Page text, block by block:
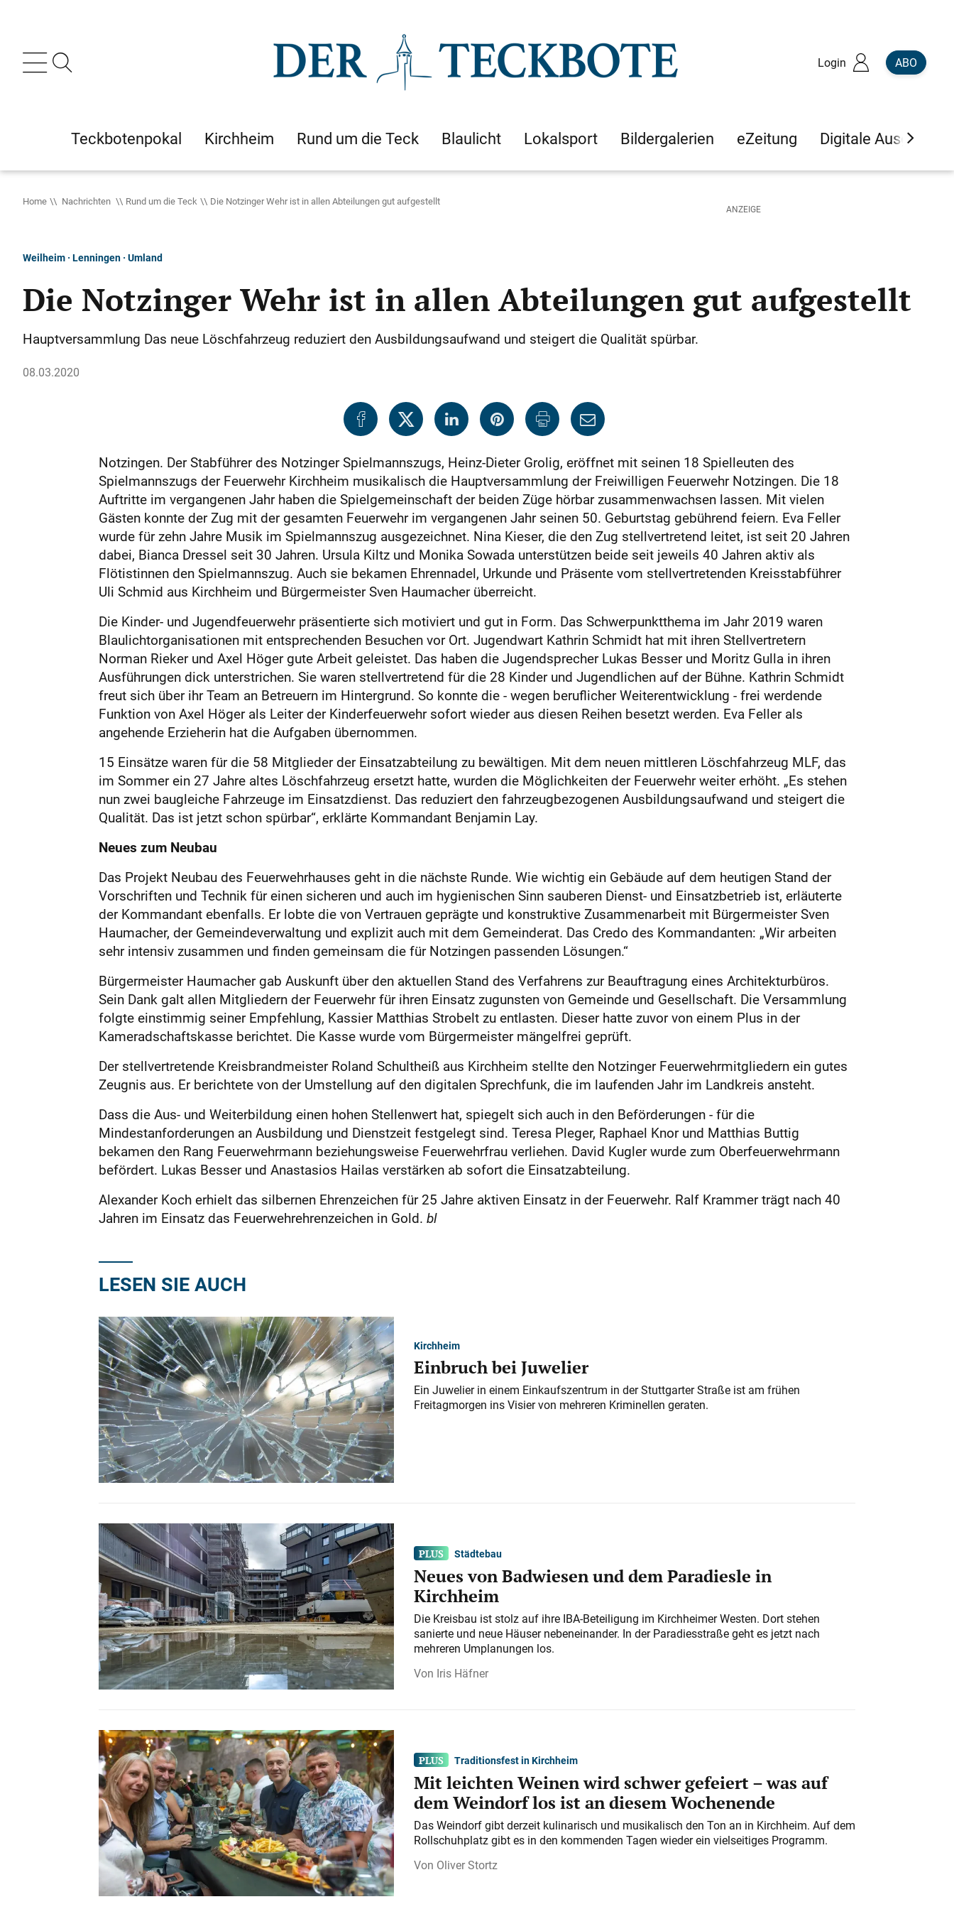
Login ABO
Teckbotenpokal Kirchheim Rund um die Teck Blaulicht Lokalsport Bildergalerien eZeitung Digitale Ausgaben
Home Nachrichten Rund um die Teck Die Notzinger Wehr ist in allen Abteilungen gut aufgestellt
Weilheim · Lenningen · Umland
Die Notzinger Wehr ist in allen Abteilungen gut aufgestellt
Hauptversammlung Das neue Löschfahrzeug reduziert den Ausbildungsaufwand und steigert die Qualität spürbar.
08.03.2020
Notzingen. Der Stabführer des Notzinger Spielmannszugs, Heinz-Dieter Grolig, eröffnet mit seinen 18 Spielleuten des
Spielmannszugs der Feuerwehr Kirchheim musikalisch die Hauptversammlung der Freiwilligen Feuerwehr Notzingen. Die 18
Auftritte im vergangenen Jahr haben die Spielgemeinschaft der beiden Züge hörbar zusammenwachsen lassen. Mit vielen
Gästen konnte der Zug mit der gesamten Feuerwehr im vergangenen Jahr seinen 50. Geburtstag gebührend feiern. Eva Feller
wurde für zehn Jahre Musik im Spielmannszug ausgezeichnet. Nina Kieser, die den Zug stellvertretend leitet, ist seit 20 Jahren
dabei, Bianca Dressel seit 30 Jahren. Ursula Kiltz und Monika Sowada unterstützen beide seit jeweils 40 Jahren aktiv als
Flötistinnen den Spielmannszug. Auch sie bekamen Ehrennadel, Urkunde und Präsente vom stellvertretenden Kreisstabführer
Uli Schmid aus Kirchheim und Bürgermeister Sven Haumacher überreicht.
Die Kinder- und Jugendfeuerwehr präsentierte sich motiviert und gut in Form. Das Schwerpunktthema im Jahr 2019 waren
Blaulichtorganisationen mit entsprechenden Besuchen vor Ort. Jugendwart Kathrin Schmidt hat mit ihren Stellvertretern
Norman Rieker und Axel Höger gute Arbeit geleistet. Das haben die Jugendsprecher Lukas Besser und Moritz Gulla in ihren
Ausführungen dick unterstrichen. Sie waren stellvertretend für die 28 Kinder und Jugendlichen auf der Bühne. Kath­rin Schmidt
freut sich über ihr Team an Betreuern im Hintergrund. So konnte die - wegen beruflicher Weiterentwicklung - frei werdende
Funktion von Axel Höger als Leiter der Kinderfeuerwehr sofort wieder aus diesen Reihen besetzt werden. Eva Feller als
angehende Erzieherin hat die Aufgaben übernommen.
15 Einsätze waren für die 58 Mitglieder der Einsatzabteilung zu bewältigen. Mit dem neuen mittleren Löschfahrzeug MLF, das
im Sommer ein 27 Jahre altes Löschfahrzeug ersetzt hatte, wurden die Möglichkeiten der Feuerwehr weiter erhöht. „Es stehen
nun zwei baugleiche Fahrzeuge im Einsatzdienst. Das reduziert den fahrzeugbezogenen Ausbildungsaufwand und steigert die
Qualität. Das ist jetzt schon spürbar“, erklärte Kommandant Benjamin Lay.
Neues zum Neubau
Das Projekt Neubau des Feuerwehrhauses geht in die nächste Runde. Wie wichtig ein Gebäude auf dem heutigen Stand der
Vorschriften und Technik für einen sicheren und auch im hygienischen Sinn sauberen Dienst- und Einsatzbetrieb ist, erläuterte
der Kommandant ebenfalls. Er lobte die von Vertrauen geprägte und konstruktive Zusammenarbeit mit Bürgermeister Sven
Haumacher, der Gemeindeverwaltung und explizit auch mit dem Gemeinderat. Das Credo des Kommandanten: „Wir arbeiten
sehr intensiv zusammen und finden gemeinsam die für Notzingen passenden Lösungen.“
Bürgermeister Haumacher gab Auskunft über den aktuellen Stand des Verfahrens zur Beauftragung eines Architekturbüros.
Sein Dank galt allen Mitgliedern der Feuerwehr für ihren Einsatz zugunsten von Gemeinde und Gesellschaft. Die Versammlung
folgte einstimmig seiner Empfehlung, Kassier Matthias Strobelt zu entlasten. Dieser hatte zuvor von einem Plus in der
Kameradschaftskasse berichtet. Die Kasse wurde vom Bürgermeister mängelfrei geprüft.
Der stellvertretende Kreisbrandmeister Roland Schultheiß aus Kirchheim stellte den Notzinger Feuerwehrmitgliedern ein gutes
Zeugnis aus. Er berichtete von der Umstellung auf den digitalen Sprechfunk, die im laufenden Jahr im Landkreis ansteht.
Dass die Aus- und Weiterbildung einen hohen Stellenwert hat, spiegelt sich auch in den Beförderungen - für die
Mindestanforderungen an Ausbildung und Dienstzeit festgelegt sind. Teresa Pleger, Raphael Knor und Matthias Buttig
bekamen den Rang Feuerwehrmann beziehungsweise Feuerwehrfrau verliehen. David Kugler wurde zum Oberfeuerwehrmann
befördert. Lukas Besser und Anastasios Hailas verstärken ab sofort die Einsatzabteilung.
Alexander Koch erhielt das silbernen Ehrenzeichen für 25 Jahre aktiven Einsatz in der Feuerwehr. Ralf Krammer trägt nach 40
Jahren im Einsatz das Feuerwehrehrenzeichen in Gold. bl
LESEN SIE AUCH
Kirchheim
Einbruch bei Juwelier
Ein Juwelier in einem Einkaufszentrum in der Stuttgarter Straße ist am frühen
Freitagmorgen ins Visier von mehreren Kriminellen geraten.
Städtebau
Neues von Badwiesen und dem Paradiesle in
Kirchheim
Die Kreisbau ist stolz auf ihre IBA-Beteiligung im Kirchheimer Westen. Dort stehen
sanierte und neue Häuser nebeneinander. In der Paradiesstraße geht es jetzt nach
mehreren Umplanungen los.
Iris Häfner
Traditionsfest in Kirchheim
Mit leichten Weinen wird schwer gefeiert – was auf
dem Weindorf los ist an diesem Wochenende
Das Weindorf gibt derzeit kulinarisch und musikalisch den Ton an in Kirchheim. Auf dem
Rollschuhplatz gibt es in den kommenden Tagen wieder ein vielseitiges Programm.
Oliver Stortz